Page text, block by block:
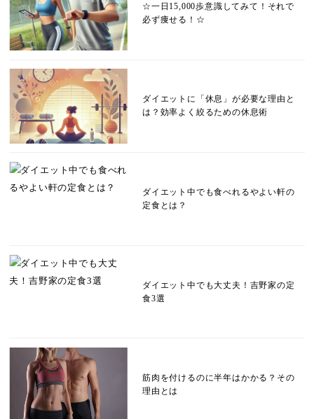
☆一日15,000歩意識してみて！それで
必ず痩せる！☆
ダイエットに「休息」が必要な理由と
は？効率よく絞るための休息術
ダイエット中でも食べれるやよい軒の
定食とは？
ダイエット中でも大丈夫！吉野家の定
食3選
筋肉を付けるのに半年はかかる？その
理由とは